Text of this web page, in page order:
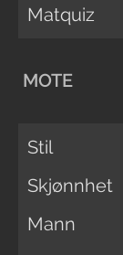
Matquiz
MOTE
Stil
Skjønnhet
Mann